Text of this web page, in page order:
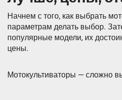
Начнем с того, как выбрать
параметрам делать выбор.
популярные модели, их
цены.
Мотокультиваторы — сложно